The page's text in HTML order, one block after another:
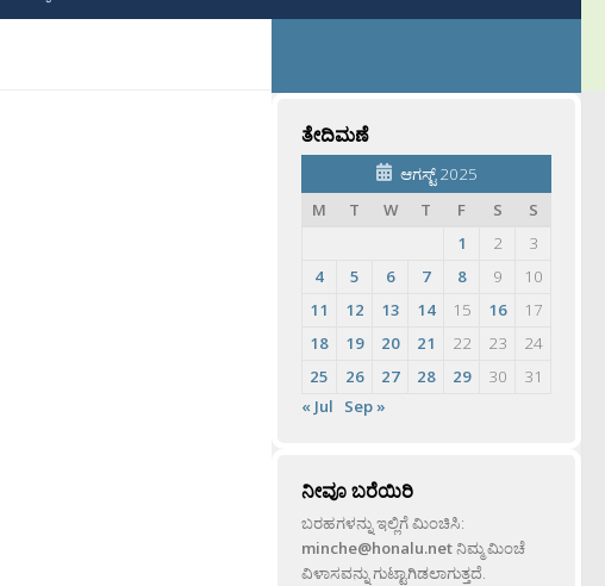
ತೇದಿಮಣೆ
ಆಗಸ್ಟ್ 2025
M
T W T F S
S
1
2
3
4
5 6 7 8 9
10
11
12 13 14 15 16
17
18
19 20 21 22 23
24
25
26 27 28 29 30
31
« Jul
Sep »
ನೀವೂ ಬರೆಯಿರಿ
ಬರಹಗಳನ್ನು ಇಲ್ಲಿಗೆ ಮಿಂಚಿಸಿ:
minche@honalu.netನಿಮ್ಮ ಮಿಂಚೆ
ವಿಳಾಸವನ್ನು ಗುಟ್ಟಾಗಿಡಲಾಗುತ್ತದೆ.